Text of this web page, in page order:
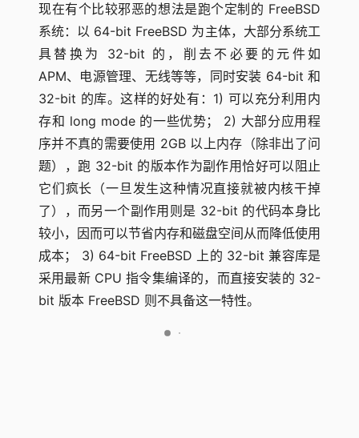
现在有个比较邪恶的想法是跑个定制的 FreeBSD
系统：以 64-bit FreeBSD 为主体，大部分系统工
具替换为 32-bit 的，削去不必要的元件如
APM、电源管理、无线等等，同时安装 64-bit 和
32-bit 的库。这样的好处有：1) 可以充分利用内
存和 long mode 的一些优势； 2) 大部分应用程
序并不真的需要使用 2GB 以上内存（除非出了问
题），跑 32-bit 的版本作为副作用恰好可以阻止
它们疯长（一旦发生这种情况直接就被内核干掉
了），而另一个副作用则是 32-bit 的代码本身比
较小，因而可以节省内存和磁盘空间从而降低使用
成本； 3) 64-bit FreeBSD 上的 32-bit 兼容库是
采用最新 CPU 指令集编译的，而直接安装的 32-
bit 版本 FreeBSD 则不具备这一特性。